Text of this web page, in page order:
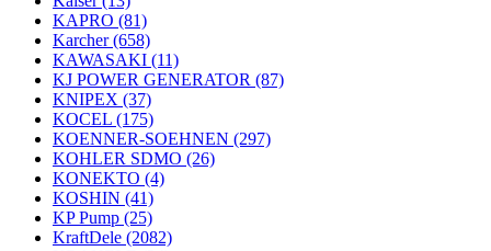
KAPRO (81)
Karcher(658)
KAWASAKI (11)
KJ POWER GENERATOR (87)
KNIPEX (37)
KOCEL (175)
KOENNER-SOEHNEN (297)
KOHLER SDMO (26)
KONEKTO (4)
KOSHIN (41)
KP Pump (25)
KraftDele (2082)